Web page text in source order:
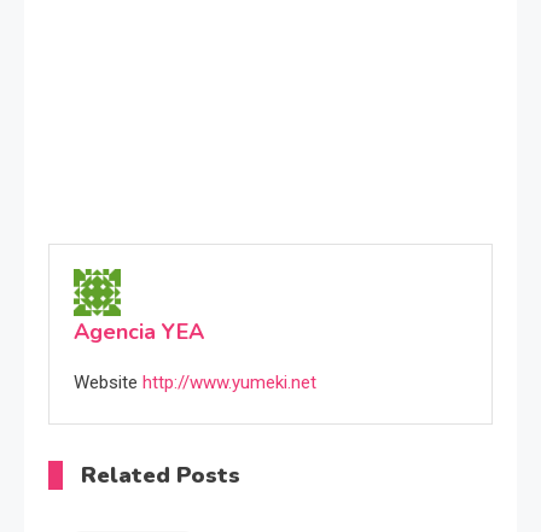
Agencia YEA
Website http://www.yumeki.net
Related Posts